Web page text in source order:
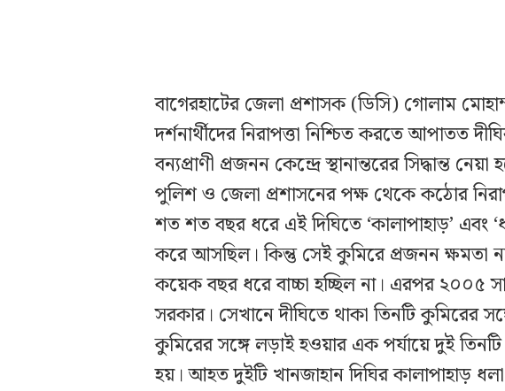
বাগেরহাটের জেলা প্রশাসক (ডিসি) গোলাম
দর্শনার্থীদের নিরাপত্তা নিশ্চিত করতে আপাতত
বন্যপ্রাণী প্রজনন কেন্দ্রে স্থানান্তরের সিদ্ধান্ত
পুলিশ ও জেলা প্রশাসনের পক্ষ থেকে কঠোর
শত শত বছর ধরে এই দিঘিতে ‘কালাপাহাড়’ এবং
করে আসছিল। কিন্তু সেই কুমিরে প্রজনন ক্ষমতা
কয়েক বছর ধরে বাচ্চা হচ্ছিল না। এরপর ২০০৫
সরকার। সেখানে দীঘিতে থাকা তিনটি কুমিরের
কুমিরের সঙ্গে লড়াই হওয়ার এক পর্যায়ে দুই
হয়। আহত দুইটি খানজাহান দিঘির কালাপাহাড়